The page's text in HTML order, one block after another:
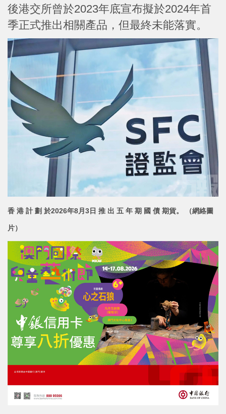
後港交所曾於2023年底宣布擬於2024年首
季正式推出相關產品，但最終未能落實。
香 港 計 劃 於2026年8月3日 推 出 五 年 期 國 債 期貨。 （網絡圖
片）